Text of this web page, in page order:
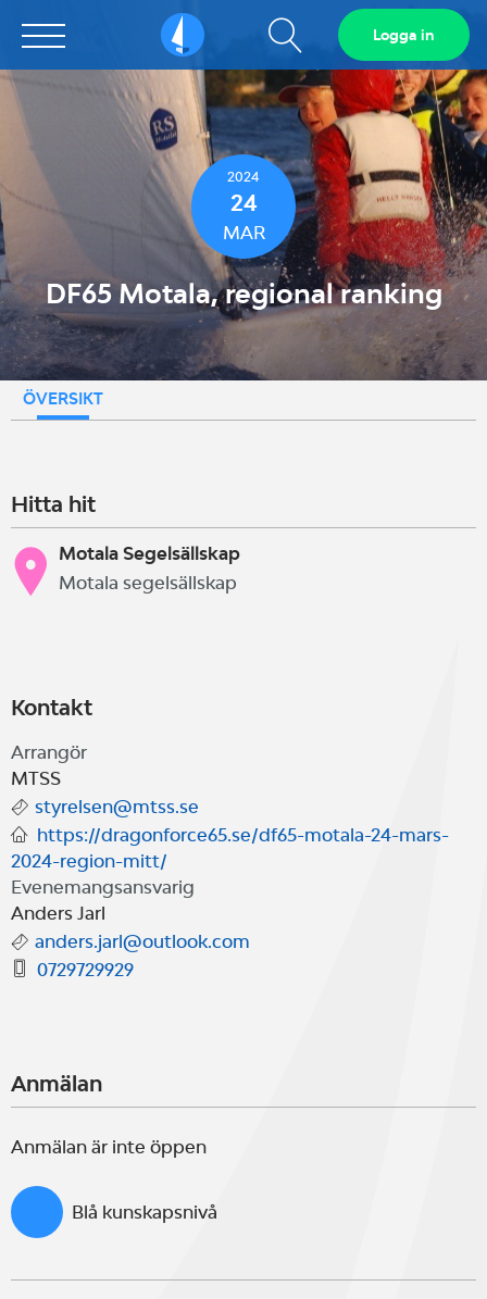
Sailarena Visa
sökfält
Logga in
2024
24
MAR
DF65 Motala, regional ranking
ÖVERSIKT
Hitta hit
Motala Segelsällskap
Motala segelsällskap
Kontakt
Arrangör
MTSS
styrelsen@mtss.se
https://dragonforce65.se/df65-motala-24-mars-
2024-region-mitt/
Evenemangsansvarig
Anders Jarl
anders.jarl@outlook.com
0729729929
Anmälan
Anmälan är inte öppen
Blå kunskapsnivå